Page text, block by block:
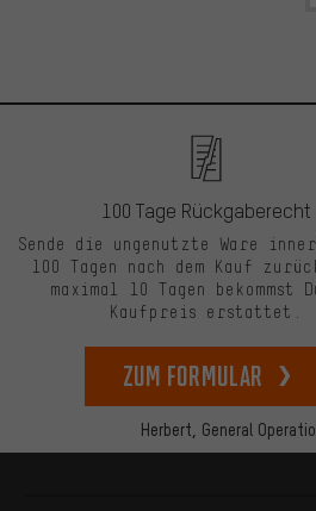
Herbert, General
100 Tage Rückgaberecht
Sende die ungenutzte Ware
100 Tagen nach dem Kauf
maximal 10 Tagen bekommst
Kaufpreis erstattet.
zum Formular